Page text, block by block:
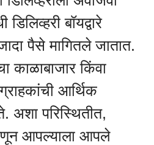
बॉयद्वारे
पैसे मागितले जातात.
काळाबाजार किंवा
आर्थिक
परिस्थितीत,
आपल्याला आपले